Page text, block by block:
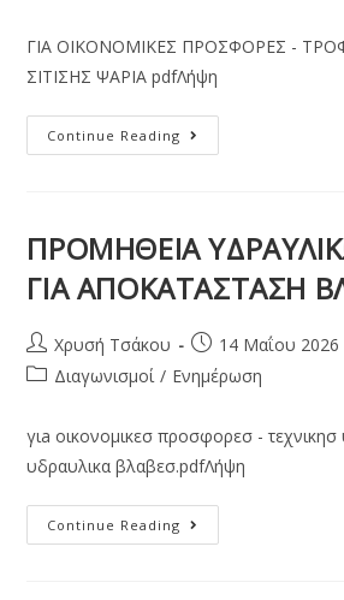
ΓΙΑ ΟΙΚΟΝΟΜΙΚΕΣ ΠΡΟΣΦΟΡΕΣ -
ΣΙΤΙΣΗΣ ΨΑΡΙΑ pdfΛήψη
Continue Reading
ΠΡΟΜΗΘΕΙΑ
ΓΙΑ ΑΠΟΚΑΤΑΣΤΑΣΗ
Χρυσή Τσάκου
14 Μαΐου 2026
Διαγωνισμοί / Ενημέρωση
γιa οικονομικεσ προσφορεσ -
υδραυλικα βλαβεσ.pdfΛήψη
Continue Reading